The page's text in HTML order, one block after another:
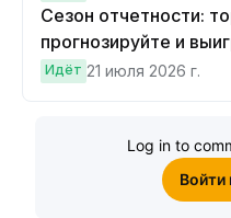
Сезон отчетности:
прогнозируйте и
Cybertruck!
Идёт 21 июля 2026 г.
Log in to
Войти